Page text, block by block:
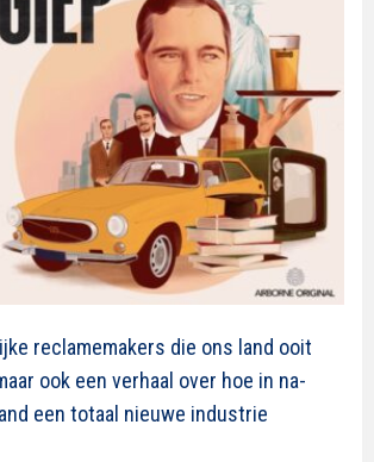
reclamemakers die ons land ooit
ook een verhaal over hoe in na-
een totaal nieuwe industrie